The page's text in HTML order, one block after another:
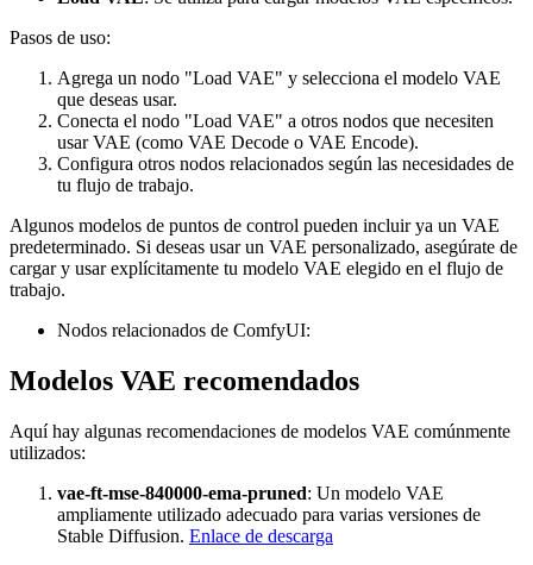
Pasos de uso:
Agrega un nodo "Load VAE" y selecciona el modelo VAE
que deseas usar.
Conecta el nodo "Load VAE" a otros nodos que necesiten
usar VAE (como VAE Decode o VAE Encode).
Configura otros nodos relacionados según las necesidades de
tu flujo de trabajo.
Algunos modelos de puntos de control pueden incluir ya un VAE
predeterminado. Si deseas usar un VAE personalizado, asegúrate de
cargar y usar explícitamente tu modelo VAE elegido en el flujo de
trabajo.
Nodos relacionados de ComfyUI:
Modelos VAE recomendados
Aquí hay algunas recomendaciones de modelos VAE comúnmente
utilizados:
vae-ft-mse-840000-ema-pruned: Un modelo VAE
ampliamente utilizado adecuado para varias versiones de
Stable Diffusion. Enlace de descarga